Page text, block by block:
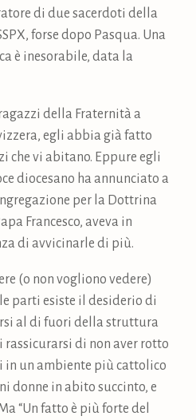
di due sacerdoti della
forse dopo Pasqua. Una
è inesorabile, data la
della Fraternità a
egli abbia già fatto
che vi abitano. Eppure egli
diocesano ha annunciato a
per la Dottrina
Francesco, aveva in
di avvicinarle di più.
(o non vogliono vedere)
parti esiste il desiderio di
al di fuori della struttura
rassicurarsi di non aver rotto
in un ambiente più cattolico
donne in abito succinto, e
“Un fatto è più forte del